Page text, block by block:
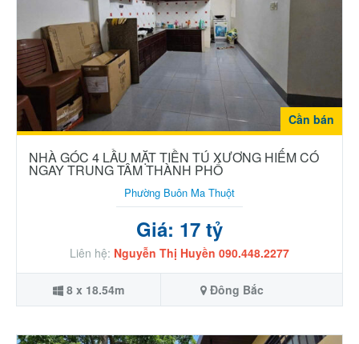
Cần bán
NHÀ GÓC 4 LẦU MẶT TIỀN TÚ XƯƠNG HIẾM CÓ
NGAY TRUNG TÂM THÀNH PHỐ
Phường Buôn Ma Thuột
Giá: 17 tỷ
Liên hệ: Nguyễn Thị Huyền 090.448.2277
8 x 18.54m Đông Bắc